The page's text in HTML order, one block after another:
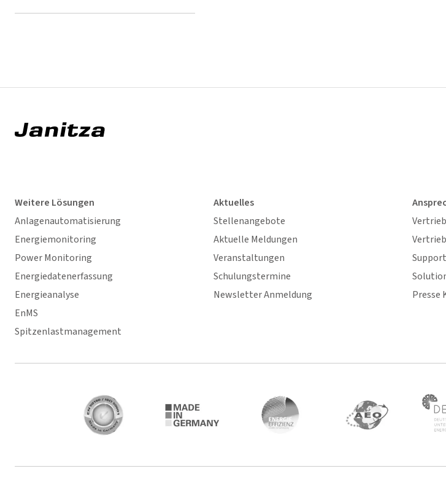
Weitere Lösungen
Anlagenautomatisierung
Energiemonitoring
Power Monitoring
Energiedatenerfassung
Energieanalyse
EnMS
Spitzenlastmanagement
Aktuelles
Stellenangebote
Aktuelle Meldungen
Veranstaltungen
Schulungstermine
Newsletter Anmeldung
Presse